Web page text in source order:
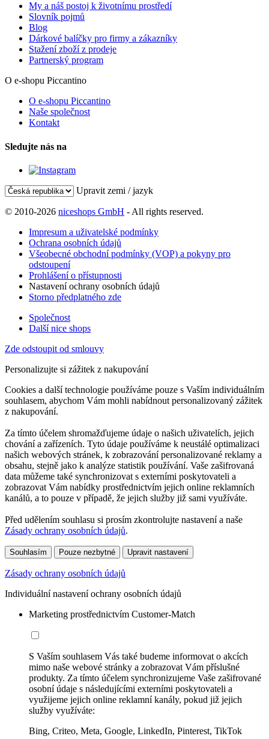
My a náš postoj k životnímu prostředí
Slovník pojmů
Blog
Dárkové balíčky pro firmy a zákazníky
Stažení zboží z prodeje
Partnerský program
O e-shopu Piccantino
O e-shopu Piccantino
Naše společnost
Kontakt
Sledujte nás na
Upravit zemi / jazyk
© 2010-2026 niceshops GmbH - All rights reserved.
Impresum a uživatelské podmínky
Ochrana osobních údajů
Všeobecné obchodní podmínky (VOP) a pokyny pro
odstoupení
Prohlášení o přístupnosti
Nastavení ochrany osobních údajů
Storno předplatného zde
Společnost
Další nice shops
Zde odstoupit od smlouvy
Personalizujte si zážitek z nakupování
Cookies a další technologie používáme pouze s Vaším individuálním
souhlasem, abychom Vám mohli nabídnout personalizovaný zážitek
z nakupování.
Za tímto účelem shromažďujeme údaje o našich uživatelích, jejich
chování a zařízeních. Tyto údaje používáme k neustálé optimalizaci
našich webových stránek, k zobrazování personalizované reklamy a
obsahu, stejně jako k analýze statistik používání. Vaše zašifrovaná
data můžeme také synchronizovat s externími poskytovateli a
zobrazovat Vám nabídky prostřednictvím jejich online reklamních
kanálů, a to pouze v případě, že jejich služby již sami využíváte.
Před udělením souhlasu si prosím zkontrolujte nastavení a naše
Zásady ochrany osobních údajů.
Souhlasím Pouze nezbytné Upravit nastavení
Zásady ochrany osobních údajů
Individuální nastavení ochrany osobních údajů
Marketing prostřednictvím Customer-Match
S Vaším souhlasem Vás také budeme informovat o akcích
mimo naše webové stránky a zobrazovat Vám příslušné
produkty. Za tímto účelem synchronizujeme Vaše zašifrované
osobní údaje s následujícími externími poskytovateli a
využijeme jejich online reklamní kanály, pokud již jejich
služby využíváte:
Bing, Criteo, Meta, Google, LinkedIn, Pinterest, TikTok